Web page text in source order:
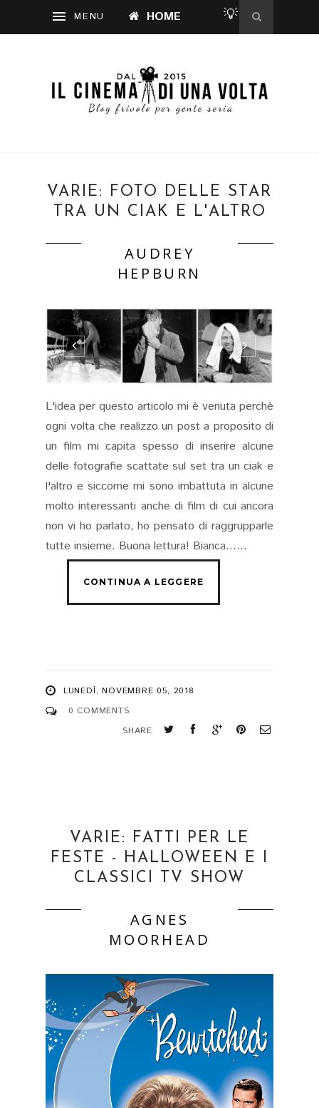
HOME 💡
VARIE: FOTO DELLE STAR
TRA UN CIAK E L'ALTRO
AUDREY
HEPBURN
L'idea per questo articolo mi è venuta perchè
ogni volta che realizzo un post a proposito di
un film mi capita spesso di inserire alcune
delle fotografie scattate sul set tra un ciak e
l'altro e siccome mi sono imbattuta in alcune
molto interessanti anche di film di cui ancora
non vi ho parlato, ho pensato di raggrupparle
tutte insieme. Buona lettura! Bianca......
LUNEDÌ, NOVEMBRE 05, 2018
0 COMMENTS
SHARE
VARIE: FATTI PER LE
FESTE - HALLOWEEN E I
CLASSICI TV SHOW
AGNES
MOORHEAD